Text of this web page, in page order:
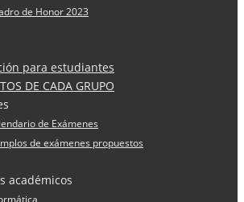
de Honor 2023
para estudiantes
DE CADA GRUPO
de Exámenes
de exámenes propuestos
académicos